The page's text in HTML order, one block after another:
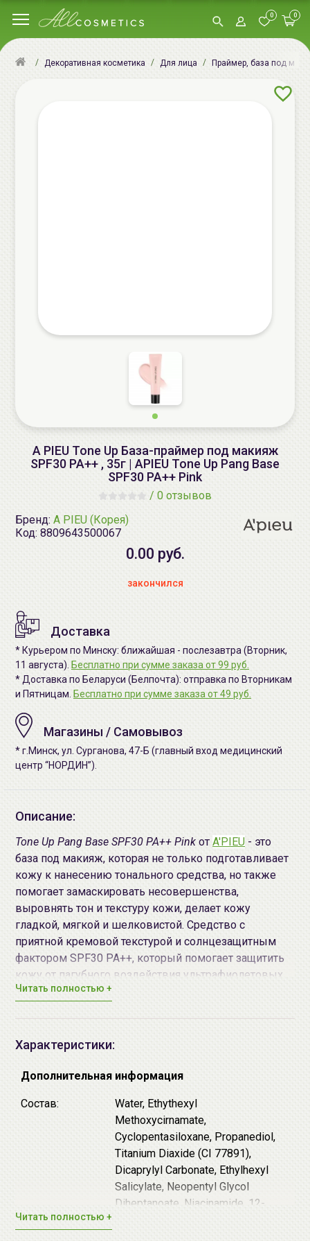
0 0
Декоративная косметика Для лица Праймер, база под
A PIEU Tone Up База-праймер под макияж
SPF30 PA++ , 35г | APIEU Tone Up Pang Base
SPF30 PA++ Pink
/ 0 отзывов
Бренд: A PIEU (Корея)
Код: 8809643500067
0.00 руб.
закончился
Доставка
* Курьером по Минску: ближайшая - послезавтра (Вторник,
11 августа). Бесплатно при сумме заказа от 99 руб.
* Доставка по Беларуси (Белпочта): отправка по Вторникам
и Пятницам. Бесплатно при сумме заказа от 49 руб.
Магазины / Самовывоз
* г.Минск, ул. Сурганова, 47-Б (главный вход медицинский
центр “НОРДИН”).
Описание:
Tone Up Pang Base SPF30 PA++ Pink от A'PIEU - это
база под макияж, которая не только подготавливает
кожу к нанесению тонального средства, но также
помогает замаскировать несовершенства,
выровнять тон и текстуру кожи, делает кожу
гладкой, мягкой и шелковистой. Средство с
приятной кремовой текстурой и солнцезащитным
фактором SPF30 PA++, который помогает защитить
кожу от пагубного воздействия ультрафиолетовых
лучей.
или сероватым оттенком.
Способ применения: Нанесите небольшое
количество праймера на лицо перед нанесением
тонального средства.
Наибольшего эффекта можно достичь используя
комплексно средства отA'PIEU.
Читать полностью +
Характеристики:
Дополнительная информация
Состав:
Water, Ethythexyl
Methoxycirnamate,
Cyclopentasiloxane, Propanediol,
Titanium Diaxide (CI 77891),
Dicaprylyl Carbonate, Ethylhexyl
Salicylate, Neopentyl Glycol
Diheptanoate, Niacinamide, 12-
Читать полностью +